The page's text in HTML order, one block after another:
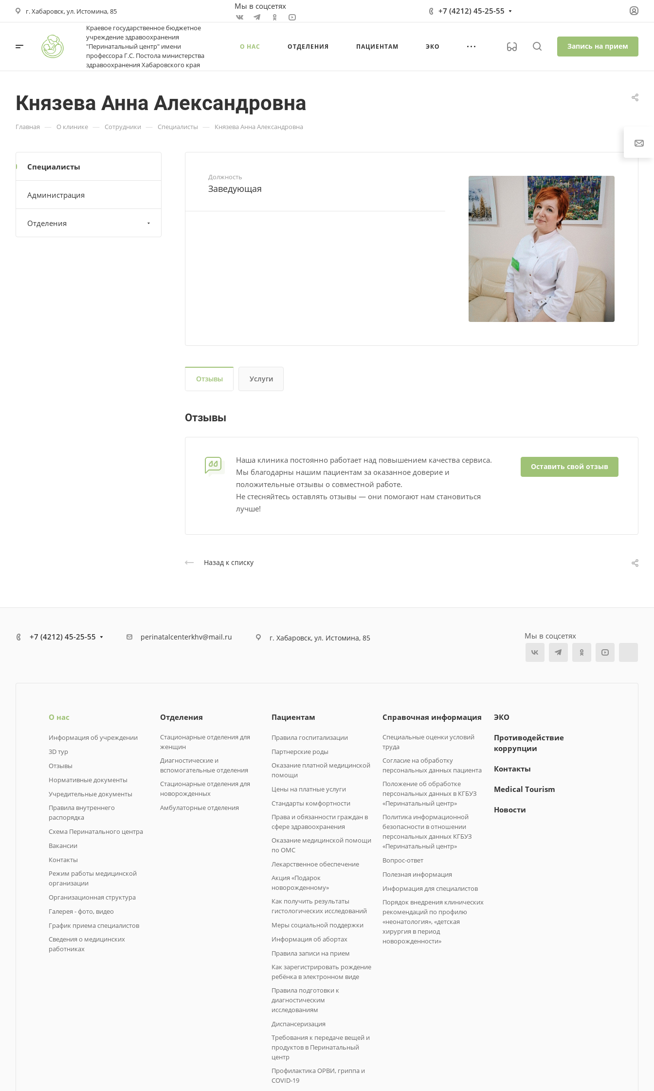
г. Хабаровск, ул. Истомина, 85
Мы в соцсетях +7 (4212) 45-25-55
Краевое государственное бюджетное
учреждение здравоохранения
"Перинатальный центр" имени
профессора Г.С. Постола министерства
здравоохранения Хабаровского края
О НАС ОТДЕЛЕНИЯ ПАЦИЕНТАМ ЭКО Запись на прием
Князева Анна Александровна
Главная — О клинике — Сотрудники — Специалисты — Князева Анна Александровна
Должность
Заведующая
Отзывы Услуги
Отзывы
Наша клиника постоянно работает над повышением качества сервиса.
Мы благодарны нашим пациентам за оказанное доверие и
положительные отзывы о совместной работе.
Не стесняйтесь оставлять отзывы — они помогают нам становиться
лучше!
Оставить свой отзыв
Назад к списку
Специалисты
Администрация
Отделения
+7 (4212) 45-25-55 perinatalcenterkhv@mail.ru г. Хабаровск, ул. Истомина, 85 Мы в соцсетях
О нас
Информация об учреждении
3D тур
Отзывы
Нормативные документы
Учредительные документы
Правила внутреннего
распорядка
Схема Перинатального центра
Вакансии
Контакты
Режим работы медицинской
организации
Организационная структура
Галерея - фото, видео
График приема специалистов
Сведения о медицинских
работниках
Отделения
Стационарные отделения для
женщин
Диагностические и
вспомогательные отделения
Стационарные отделения для
новорожденных
Амбулаторные отделения
Пациентам
Правила госпитализации
Партнерские роды
Оказание платной медицинской
помощи
Цены на платные услуги
Стандарты комфортности
Права и обязанности граждан в
сфере здравоохранения
Оказание медицинской помощи
по ОМС
Лекарственное обеспечение
Акция «Подарок
новорожденному»
Как получить результаты
гистологических исследований
Меры социальной поддержки
Информация об абортах
Правила записи на прием
Как зарегистрировать рождение
ребёнка в электронном виде
Правила подготовки к
диагностическим
исследованиям
Диспансеризация
Требования к передаче вещей и
продуктов в Перинатальный
центр
Профилактика ОРВИ, гриппа и
COVID-19
Справочная информация
Специальные оценки условий
труда
Согласие на обработку
персональных данных пациента
Положение об обработке
персональных данных в КГБУЗ
«Перинатальный центр»
Политика информационной
безопасности в отношении
персональных данных КГБУЗ
«Перинатальный центр»
Вопрос-ответ
Полезная информация
Информация для специалистов
Порядок внедрения клинических
рекомендаций по профилю
«неонатология», «детская
хирургия в период
новорожденности»
ЭКО
Противодействие
коррупции
Контакты
Medical Tourism
Новости